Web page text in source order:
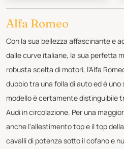
Alfa Romeo
Con la sua bellezza affascinante e
dalle curve italiane, la sua perfetta
robusta scelta di motori, l'Alfa
dubbio tra una folla di auto ed è
modello è certamente distinguibile
Audi in circolazione. Per una
anche l'allestimento top e il top
cavalli di potenza sotto il cofano e